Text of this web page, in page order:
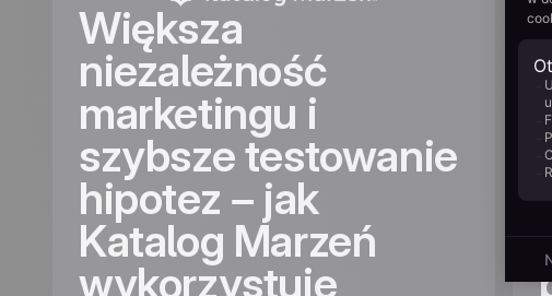
Większa
niezależność
marketingu i
szybsze testowanie
hipotez – jak
Katalog Marzeń
wykorzystuje